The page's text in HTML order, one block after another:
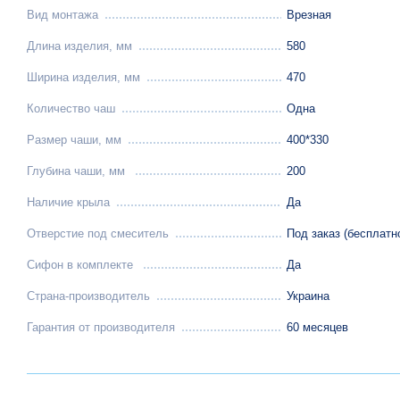
Вид монтажа Врезная
Длина изделия, мм 580
Ширина изделия, мм 470
Количество чаш Одна
Размер чаши, мм 400*330
Глубина чаши, мм 200
Наличие крыла Да
Отверстие под смеситель Под заказ
Сифон в комплекте Да
Страна-производитель Украина
Гарантия от производителя 60 месяцев